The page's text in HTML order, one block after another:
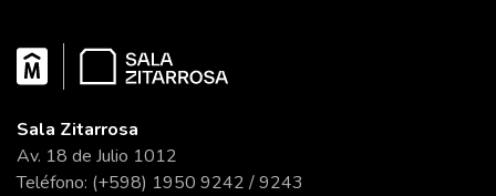
Sala Zitarrosa
Av. 18 de Julio 1012
Teléfono: (+598) 1950 9242 / 9243